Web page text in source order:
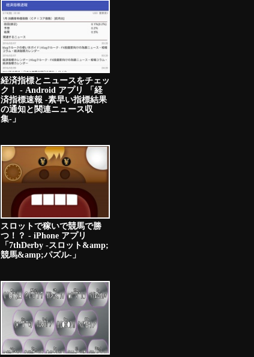
経済指標とニュースをチェッ
ク！ - Android アプリ 「経
済指標速報 -素早い指標結果
の通知と関連ニュース収
集-」
スロットで稼いで競馬で勝
つ！？ - iPhone アプリ
「7thDerby -スロット&amp;
競馬&amp;パズル-」